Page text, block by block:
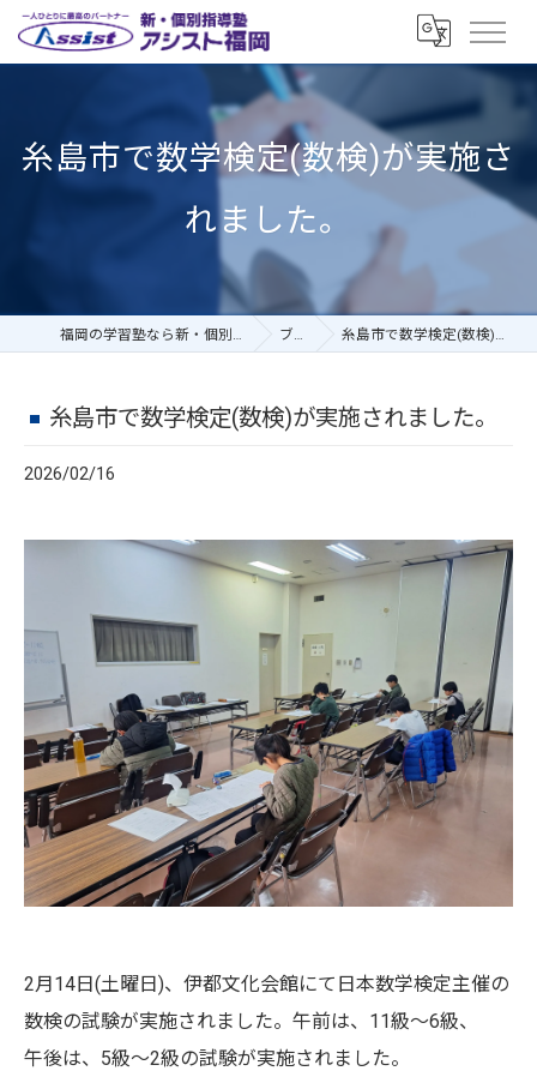
糸島市で数学検定(数検)が実施さ
れました。
福岡の学習塾なら新・個別指導塾アシスト福岡 ブログ 糸島市で数学検定(数検)が実施されました。
糸島市で数学検定(数検)が実施されました。
2026/02/16
2月14日(土曜日)、伊都文化会館にて日本数学検定主催の
数検の試験が実施されました。午前は、11級～6級、
午後は、5級～2級の試験が実施されました。